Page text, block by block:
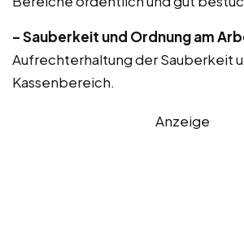
– Sauberkeit und Ordnung am
Aufrechterhaltung der Sauberkeit
Kassenbereich.
Anzeige